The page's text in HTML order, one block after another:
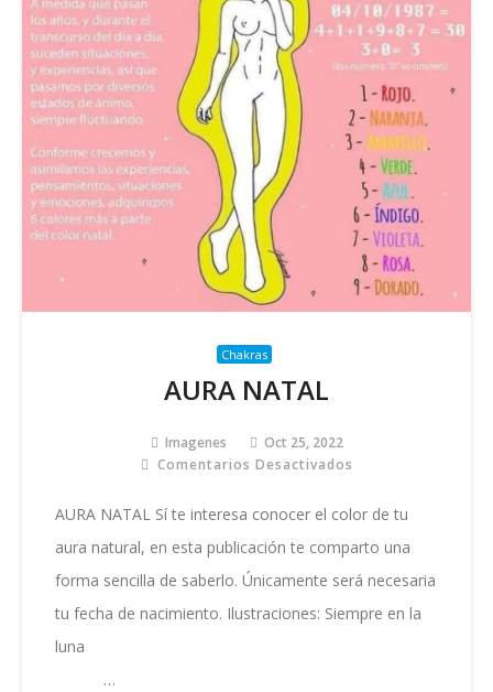
Chakras
AURA NATAL
Imagenes
Oct 25, 2022
Comentarios Desactivados
NATAL
AURA NATAL Sí te interesa conocer el color de tu
aura natural, en esta publicación te comparto una
forma sencilla de saberlo. Únicamente será necesaria
tu fecha de nacimiento. Ilustraciones: Siempre en la
luna
…